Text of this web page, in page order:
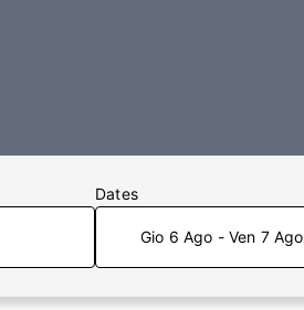
Dates
Gio 6 Ago - Ven 7 Ago